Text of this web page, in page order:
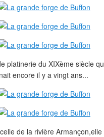
platinerie du XIXème siècle
encore il y a vingt ans...
de la rivière